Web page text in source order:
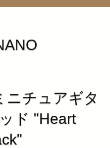
ニチュアギタ
ド "Heart